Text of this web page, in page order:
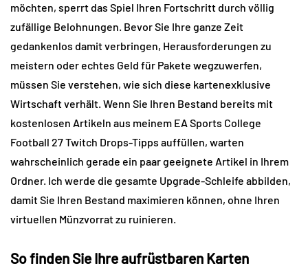
möchten, sperrt das Spiel Ihren Fortschritt durch völlig
zufällige Belohnungen. Bevor Sie Ihre ganze Zeit
gedankenlos damit verbringen, Herausforderungen zu
meistern oder echtes Geld für Pakete wegzuwerfen,
müssen Sie verstehen, wie sich diese kartenexklusive
Wirtschaft verhält. Wenn Sie Ihren Bestand bereits mit
kostenlosen Artikeln aus meinem EA Sports College
Football 27 Twitch Drops-Tipps auffüllen, warten
wahrscheinlich gerade ein paar geeignete Artikel in Ihrem
Ordner. Ich werde die gesamte Upgrade-Schleife abbilden,
damit Sie Ihren Bestand maximieren können, ohne Ihren
virtuellen Münzvorrat zu ruinieren.
So finden Sie Ihre aufrüstbaren Karten